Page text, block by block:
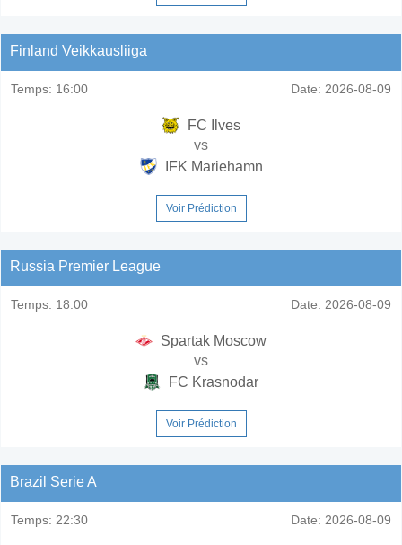
Finland Veikkausliiga
Temps: 16:00 Date: 2026-08-09
FC Ilves
vs
IFK Mariehamn
Voir Prédiction
Russia Premier League
Temps: 18:00 Date: 2026-08-09
Spartak Moscow
vs
FC Krasnodar
Voir Prédiction
Brazil Serie A
Temps: 22:30 Date: 2026-08-09